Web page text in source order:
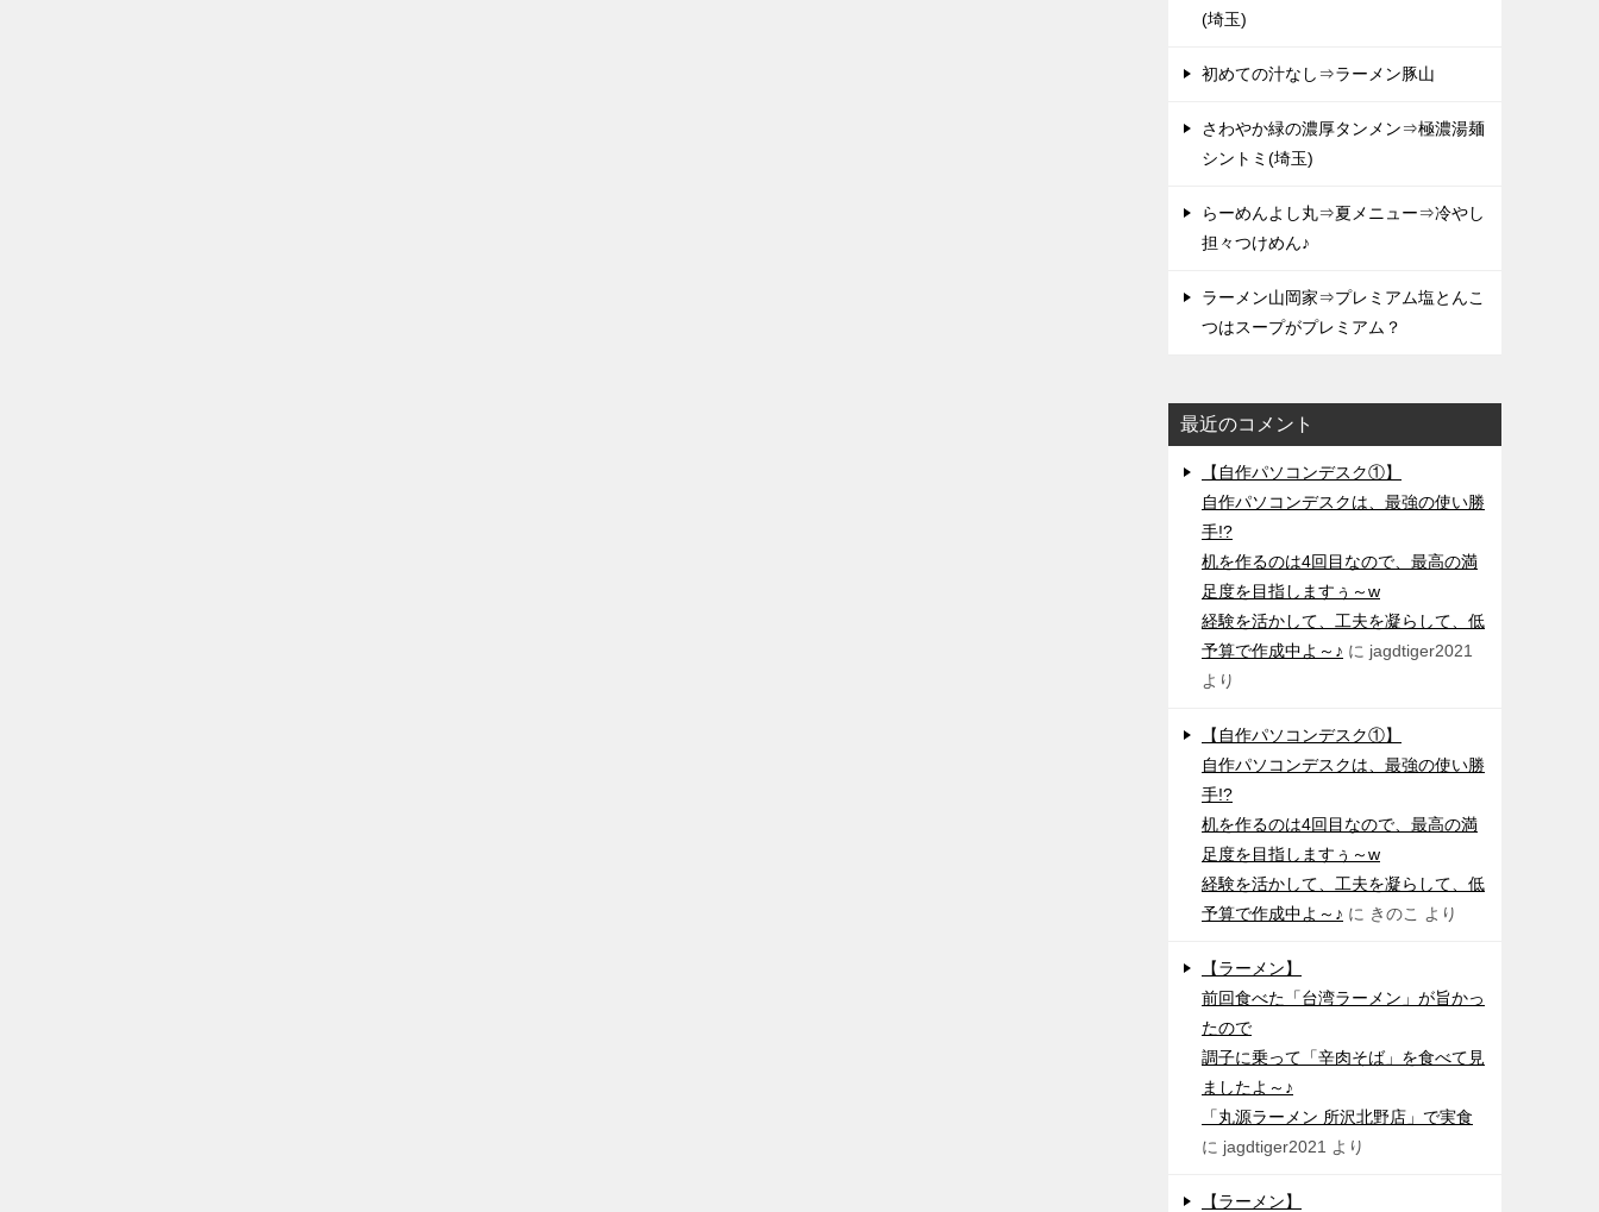
(埼玉)
初めての汁なし⇒ラーメン豚山
さわやか緑の濃厚タンメン⇒極濃湯麺
シントミ(埼玉)
らーめんよし丸⇒夏メニュー⇒冷やし
担々つけめん♪
ラーメン山岡家⇒プレミアム塩とんこ
つはスープがプレミアム？
最近のコメント
【自作パソコンデスク①】
自作パソコンデスクは、最強の使い勝
手!?
机を作るのは4回目なので、最高の満
足度を目指しますぅ～w
経験を活かして、工夫を凝らして、低
予算で作成中よ～♪ に jagdtiger2021
より
【自作パソコンデスク①】
自作パソコンデスクは、最強の使い勝
手!?
机を作るのは4回目なので、最高の満
足度を目指しますぅ～w
経験を活かして、工夫を凝らして、低
予算で作成中よ～♪ に きのこ より
【ラーメン】
前回食べた「台湾ラーメン」が旨かっ
たので
調子に乗って「辛肉そば」を食べて見
ましたよ～♪
「丸源ラーメン 所沢北野店」で実食
に jagdtiger2021 より
【ラーメン】